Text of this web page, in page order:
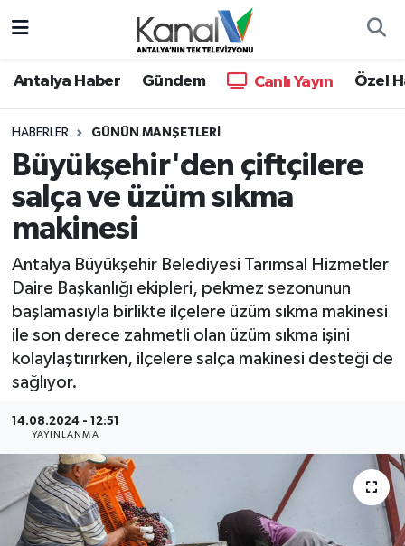
Antalya Haber Gündem Canlı Yayın Özel
HABERLER GÜNÜN MANŞETLERI
Büyükşehir'den çiftçilere
salça ve üzüm sıkma
makinesi
Antalya Büyükşehir Belediyesi Tarımsal Hizmetler
Daire Başkanlığı ekipleri, pekmez sezonunun
başlamasıyla birlikte ilçelere üzüm sıkma makinesi
ile son derece zahmetli olan üzüm sıkma işini
kolaylaştırırken, ilçelere salça makinesi desteği de
sağlıyor.
14.08.2024 - 12:51
YAYINLANMA
Antalya Haber
Dünya
Eğitim
Gündem
Günün Manşetleri
Haber Kuşakları
Haberler
KANALV Spor
Kültür Sanat
Hava Durumu
Trafik Durumu
Süper Lig Puan Durumu ve Fikstür
Son Dakika Haberleri
Haber Arşivi